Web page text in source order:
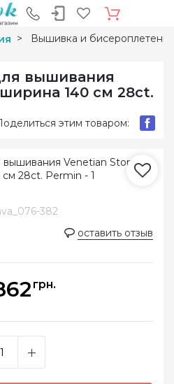
Вышивка и
вышивания
140 см 28ct.
этим товаром:
382
оставить отзыв
грн.